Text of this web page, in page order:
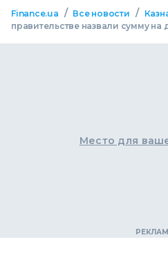
Finance.ua / Все новости /
правительстве назвали сумму
Место для